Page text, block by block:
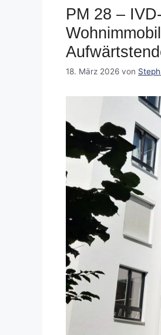
PM 28 –
18. März 2026 von